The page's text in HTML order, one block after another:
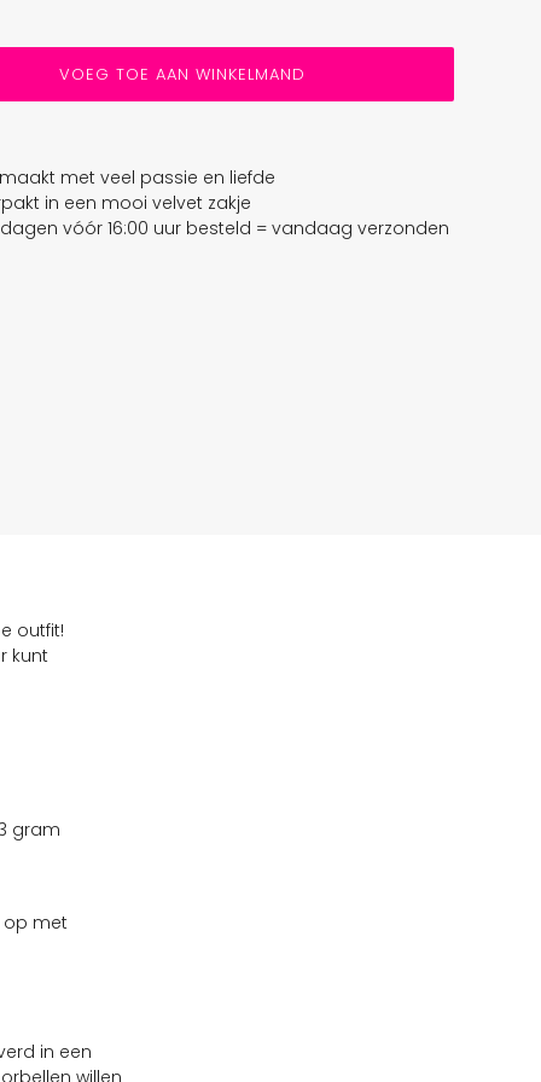
VOEG TOE AAN WINKELMAND
met veel passie en liefde
in een mooi velvet zakje
vóór 16:00 uur besteld = vandaag verzonden
outfit!
kunt
gram
op met
in een
willen